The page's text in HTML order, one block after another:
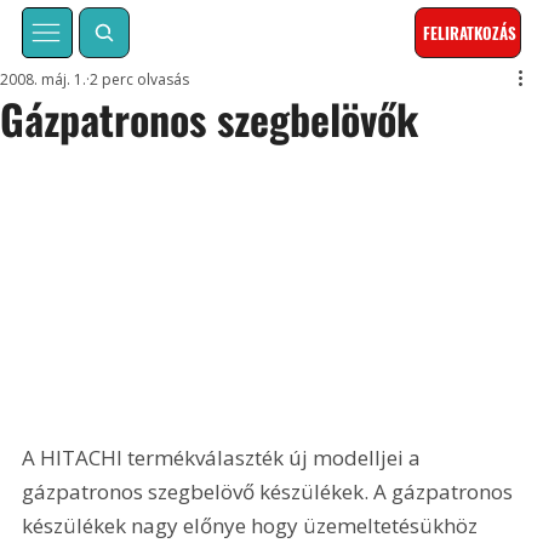
FELIRATKOZÁS
Gázpatronos szegbelövők
2008. máj. 1. 2 perc olvasás
A HITACHI termékválaszték új modelljei a
gázpatronos szegbelövő készülékek. A gázpatronos
készülékek nagy előnye hogy üzemeltetésükhöz